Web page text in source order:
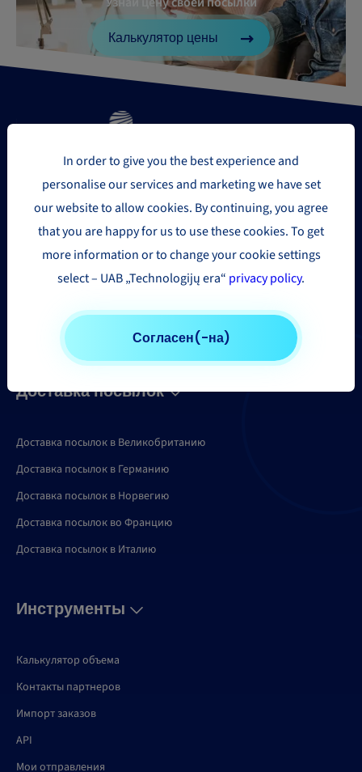
Калькулятор цены
Регионы доставки
Европа
США и Канадa
Другие страны
Доставка посылок
Доставка посылок в Великобританию
Доставка посылок в Германию
Доставка посылок в Норвегию
Доставка посылок во Францию
Доставка посылок в Италию
Инструменты
Калькулятор объема
Контакты партнеров
Импорт заказов
API
Мои отправления
In order to give you the best experience and
personalise our services and marketing we have set
our website to allow cookies. By continuing, you agree
that you are happy for us to use these cookies. To get
more information or to change your cookie settings
select – UAB „Technologijų era“ privacy policy.
Согласен(-на)